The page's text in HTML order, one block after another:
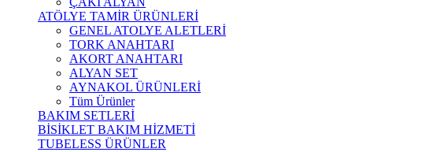
ATÖLYE TAMİR ÜRÜNLERİ
GENEL ATOLYE ALETLERİ
TORK ANAHTARI
AKORT ANAHTARI
ALYAN SET
AYNAKOL ÜRÜNLERİ
Tüm Ürünler
BAKIM SETLERİ
BİSİKLET BAKIM HİZMETİ
TUBELESS ÜRÜNLER